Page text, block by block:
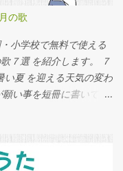
８月が旬の果物にバナ
入っている 「とんでっ
んバナナんバーナーナ
で大人気です。 ③アイ
。８月には「 とんでっ
あげてください。腕を
名産地 は８月の歌にピ
ら、みんな大喜びです
の歌
小学校で無料で使える
７選 を紹介します。 ７
い夏 を迎える天気の変わ
い事を短冊に書いて飾
です。７月の始めから
く過ごすことができる